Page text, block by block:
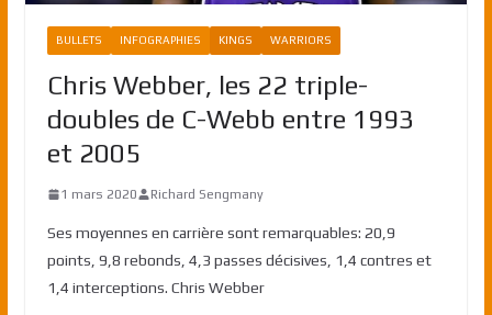
BULLETS INFOGRAPHIES KINGS WARRIORS
Chris Webber, les 22 triple-
doubles de C-Webb entre 1993
et 2005
1 mars 2020 Richard Sengmany
Ses moyennes en carrière sont remarquables: 20,9
points, 9,8 rebonds, 4,3 passes décisives, 1,4 contres et
1,4 interceptions. Chris Webber